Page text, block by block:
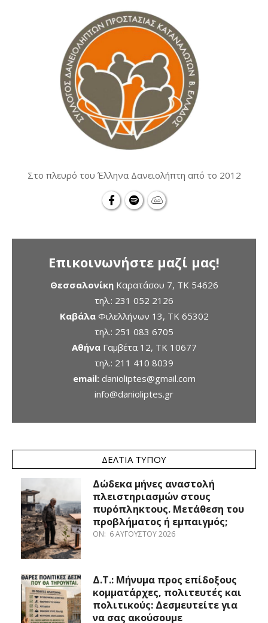
Στο πλευρό του Έλληνα Δανειολήπτη από το 2012
Επικοινωνήστε μαζί μας!
ΘεσσαλονίκηΚαρατάσου 7, TK 54626
τηλ.: 231 052 2126
ΚαβάλαΦιλελλήνων 13, ΤΚ 65302
τηλ.: 251 083 6705
ΑθήναΓαμβέτα 12, ΤΚ 10677
τηλ.: 211 410 8039
email: danioliptes@gmail.com
info@danioliptes.gr
ΔΕΛΤΊΑ ΤΎΠΟΥ
Δώδεκα μήνες αναστολή
πλειστηριασμών στους
πυρόπληκτους. Μετάθεση του
προβλήματος ή εμπαιγμός;
ON: 6 ΑΥΓΟΎΣΤΟΥ 2026
Δ.Τ.: Μήνυμα προς επίδοξους
κομματάρχες, πολιτευτές και
πολιτικούς: Δεσμευτείτε για
να σας ακούσουμε